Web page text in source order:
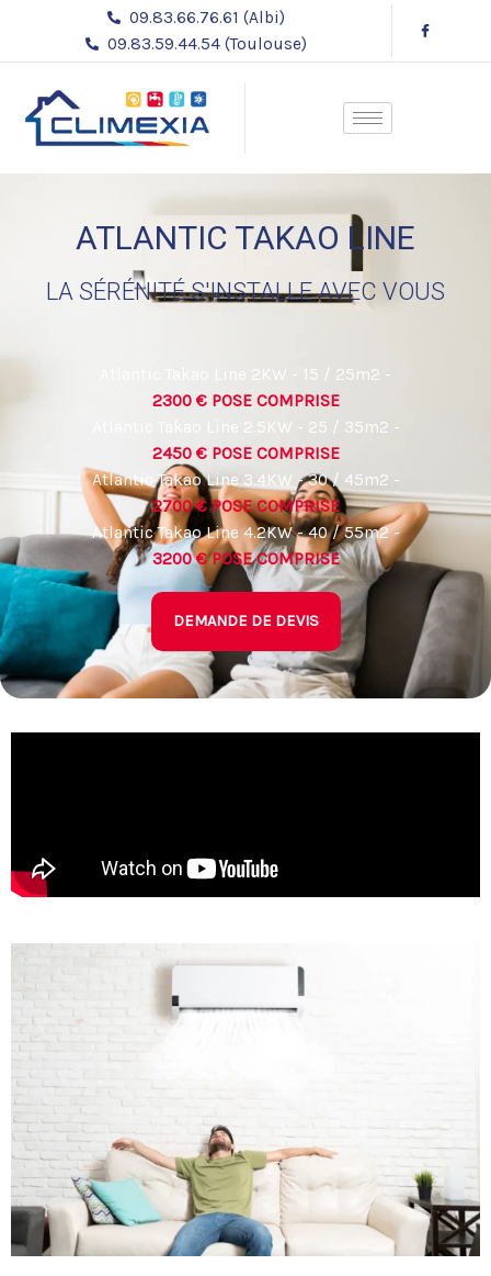
contenu
09.83.66.76.61 (Albi)
09.83.59.44.54 (Toulouse)
ATLANTIC TAKAO LINE
LA SÉRÉNITÉ S'INSTALLE AVEC VOUS
Atlantic Takao Line 2KW - 15 / 25m2 -
2300 € POSE COMPRISE
Atlantic Takao Line 2.5KW - 25 / 35m2 -
2450 € POSE COMPRISE
Atlantic Takao Line 3.4KW - 30 / 45m2 -
2700 € POSE COMPRISE
Atlantic Takao Line 4.2KW - 40 / 55m2 -
3200 € POSE COMPRISE
DEMANDE DE DEVIS